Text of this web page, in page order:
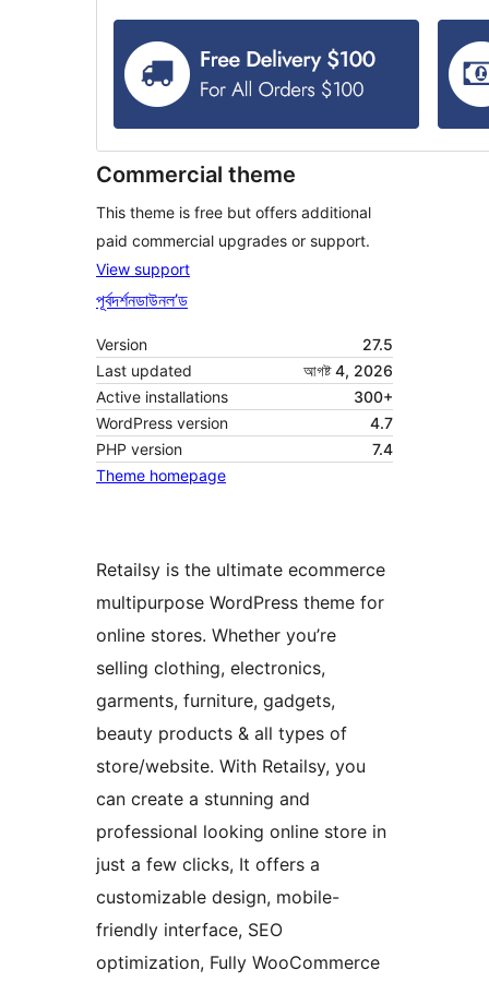
Commercial theme
This theme is free but offers additional
paid commercial upgrades or support.
View support
পূৰ্বদৰ্শনডাউনল’ড
Version
27.5
Last updated
আগষ্ট 4, 2026
Active installations
300+
WordPress version
4.7
PHP version
7.4
Theme homepage
Retailsy is the ultimate ecommerce
multipurpose WordPress theme for
online stores. Whether you’re
selling clothing, electronics,
garments, furniture, gadgets,
beauty products & all types of
store/website. With Retailsy, you
can create a stunning and
professional looking online store in
just a few clicks, It offers a
customizable design, mobile-
friendly interface, SEO
optimization, Fully WooCommerce